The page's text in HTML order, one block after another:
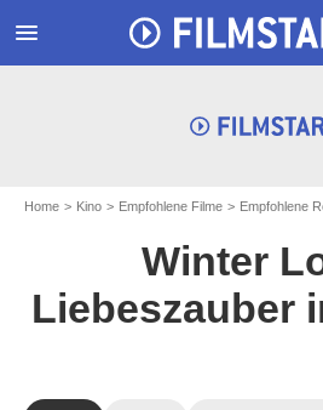
menu
Home Kino Empfohlene Filme Empfohlene
Winter
Liebeszauber